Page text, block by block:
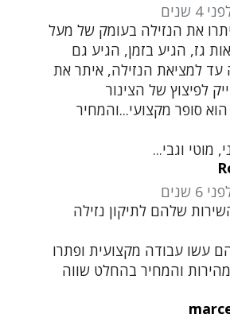
4 שנים
את הנזילה בעומק של מעל
גז, הגיע בזמן, הגיע גם
עד למציאת הנזילה, איתר את
לפיצוץ של הצינור
סופר מקצועי...והמחיר
מוטי וגבי...
6 שנים
שלהם לתיקון נזילה
עשו עבודה מקצועית ופתרו
והמחיר בהחלט שווה